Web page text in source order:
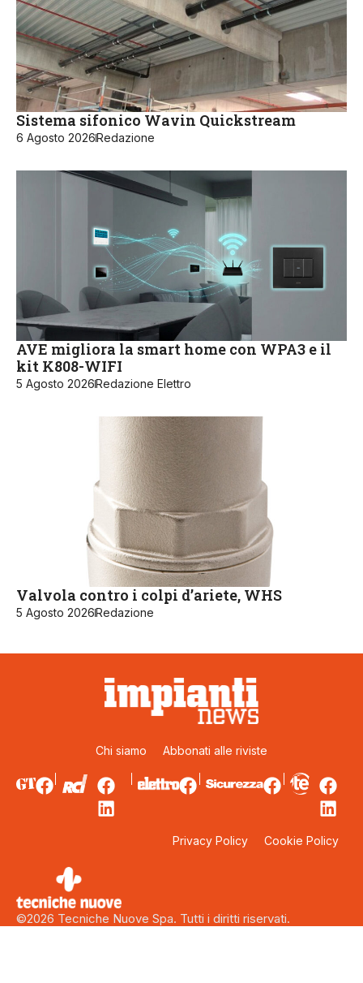
Sistema sifonico Wavin Quickstream
6 Agosto 2026 Redazione
AVE migliora la smart home con WPA3 e il
kit K808-WIFI
5 Agosto 2026 Redazione Elettro
Valvola contro i colpi d’ariete, WHS
5 Agosto 2026 Redazione
Chi siamo Abbonati alle riviste
Privacy Policy Cookie Policy
©2026 Tecniche Nuove Spa. Tutti i diritti riservati.